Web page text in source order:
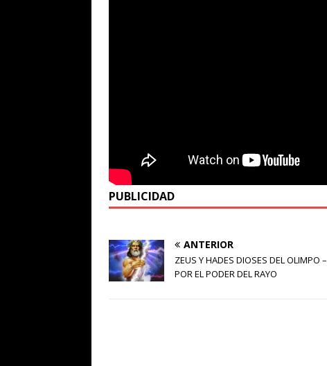
PUBLICIDAD
ANTERIOR
ZEUS Y HADES DIOSES DEL OLIMPO –
POR EL PODER DEL RAYO